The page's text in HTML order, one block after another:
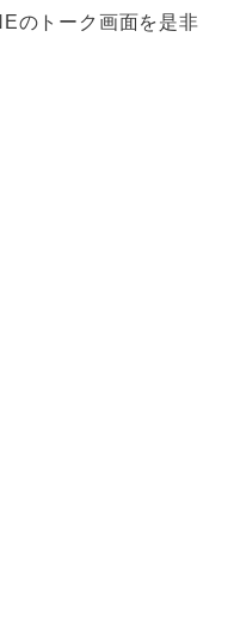
のトーク画面を是非